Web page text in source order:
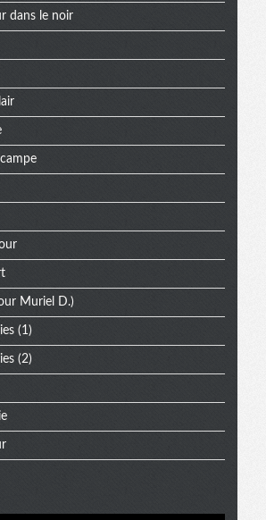
dans le noir
Muriel D.)
(1)
(2)